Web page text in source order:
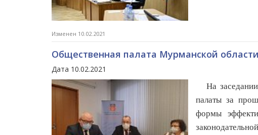
Изменен 10.02.2021
Общественная палата Мурманской
Дата 10.02.2021
На заседании
палаты за
формы